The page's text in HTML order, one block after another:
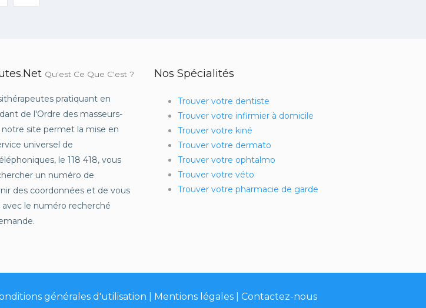
Qu'est Ce Que C'est ?
pratiquant en
de l'Ordre des masseurs-
site permet la mise en
universel de
le 118 418, vous
un numéro de
des coordonnées et de vous
le numéro recherché
Nos Spécialités
Trouver votre dentiste
Trouver votre infirmier à domicile
Trouver votre kiné
Trouver votre dermato
Trouver votre ophtalmo
Trouver votre véto
Trouver votre pharmacie de garde
générales d'utilisation Mentions légales Contactez-nous